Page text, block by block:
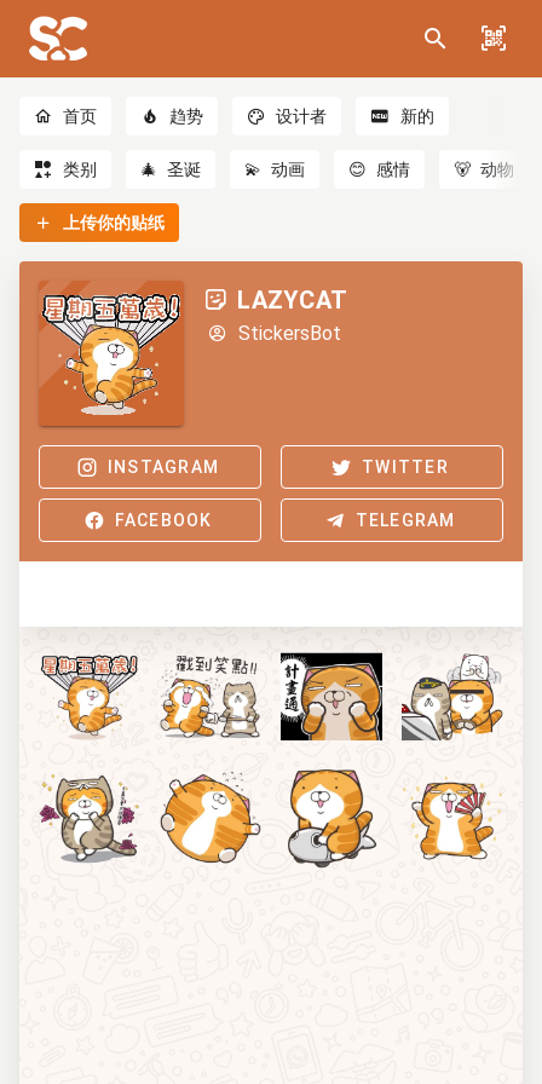
首页 趋势 设计者 新的
类别 🎄 圣诞 💫 动画 😊 感情 🐻 动物
上传你的贴纸
LAZYCAT
StickersBot
INSTAGRAM TWITTER
FACEBOOK TELEGRAM